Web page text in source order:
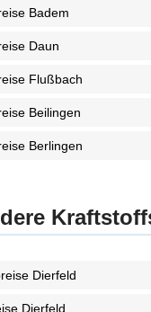
Badem
Daun
Flußbach
Beilingen
Berlingen
Dierfeld
Dierfeld